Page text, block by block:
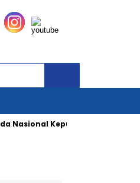
Kepung Demonstran